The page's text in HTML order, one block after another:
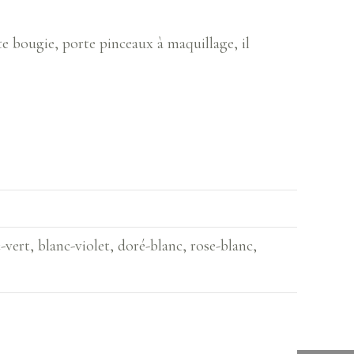
bougie, porte pinceaux à maquillage, il
blanc-violet, doré-blanc, rose-blanc,